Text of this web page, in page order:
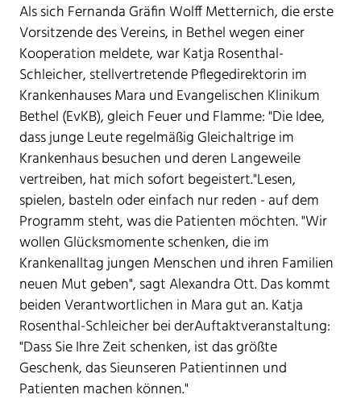
Als sich Fernanda Gräfin Wolff Metternich, die erste
Vorsitzende des Vereins, in Bethel wegen einer
Kooperation meldete, war Katja Rosenthal-
Schleicher, stellvertretende Pflegedirektorin im
Krankenhauses Mara und Evangelischen Klinikum
Bethel (EvKB), gleich Feuer und Flamme: "Die Idee,
dass junge Leute regelmäßig Gleichaltrige im
Krankenhaus besuchen und deren Langeweile
vertreiben, hat mich sofort begeistert."Lesen,
spielen, basteln oder einfach nur reden - auf dem
Programm steht, was die Patienten möchten. "Wir
wollen Glücksmomente schenken, die im
Krankenalltag jungen Menschen und ihren Familien
neuen Mut geben", sagt Alexandra Ott. Das kommt
beiden Verantwortlichen in Mara gut an. Katja
Rosenthal-Schleicher bei derAuftaktveranstaltung:
"Dass Sie Ihre Zeit schenken, ist das größte
Geschenk, das Sieunseren Patientinnen und
Patienten machen können."